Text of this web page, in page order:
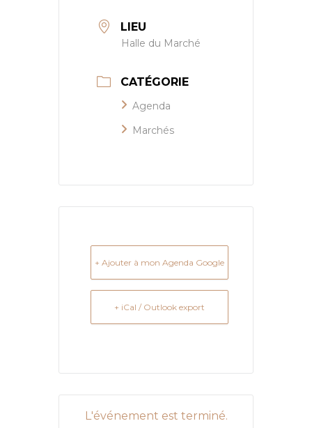
LIEU
Halle du Marché
CATÉGORIE
Agenda
Marchés
+ Ajouter à mon Agenda Google
+ iCal / Outlook export
L'événement est terminé.